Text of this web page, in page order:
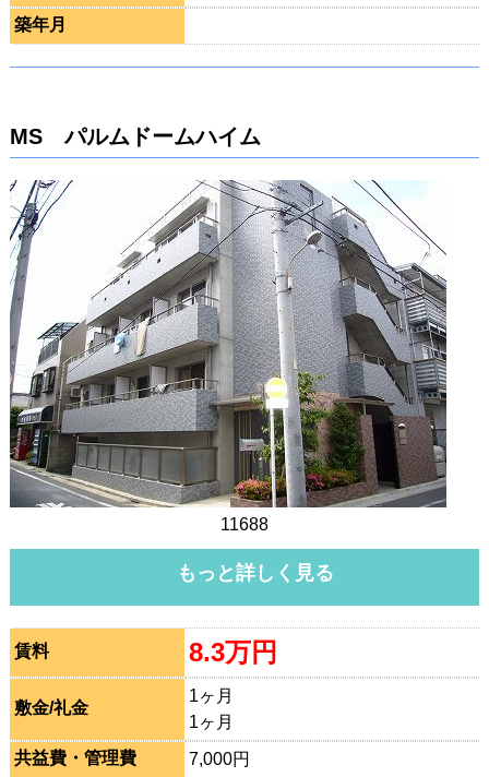
築年月
MS パルムドームハイム
11688
もっと詳しく見る
賃料 8.3万円
敷金/礼金
1ヶ月
1ヶ月
共益費・管理費
7,000円